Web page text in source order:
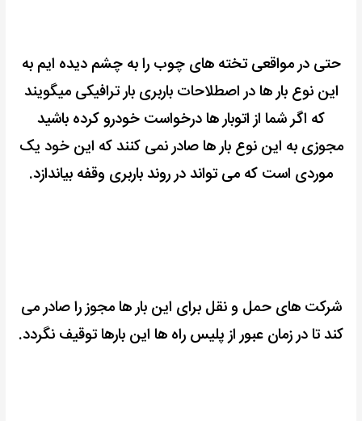
حتی در مواقعی تخته های چوب را به چشم دیده ایم به
این نوع بار هادر اصطلاحات باربری بار ترافیکی میگویند
که اگر شما از اتوبار ها درخواست خودرو کرده باشید
مجوزی به این نوع بار ها صادر نمی کنند که این خود یک
موردی است که می تواند در روند باربری وقفه بیاندازد.
شرکت های حمل و نقل برای این بار ها مجوز را صادر می
کندتا در زمان عبور از پلیس راه ها این بارها توقیف نگردد.